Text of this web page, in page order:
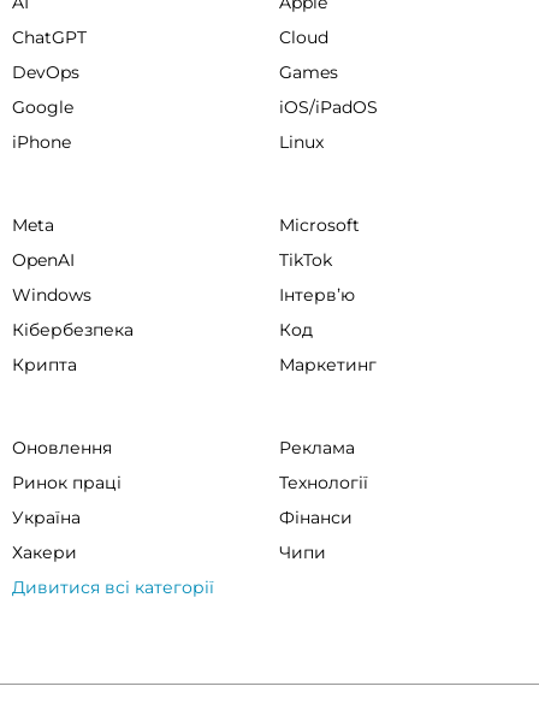
ChatGPT
Cloud
DevOps
Games
Google
iOS/iPadOS
iPhone
Linux
Meta
Microsoft
OpenAI
TikTok
Windows
Інтервʼю
Кібербезпека
Код
Крипта
Маркетинг
Оновлення
Реклама
Ринок праці
Технології
Україна
Фінанси
Хакери
Чипи
Дивитися всі категорії